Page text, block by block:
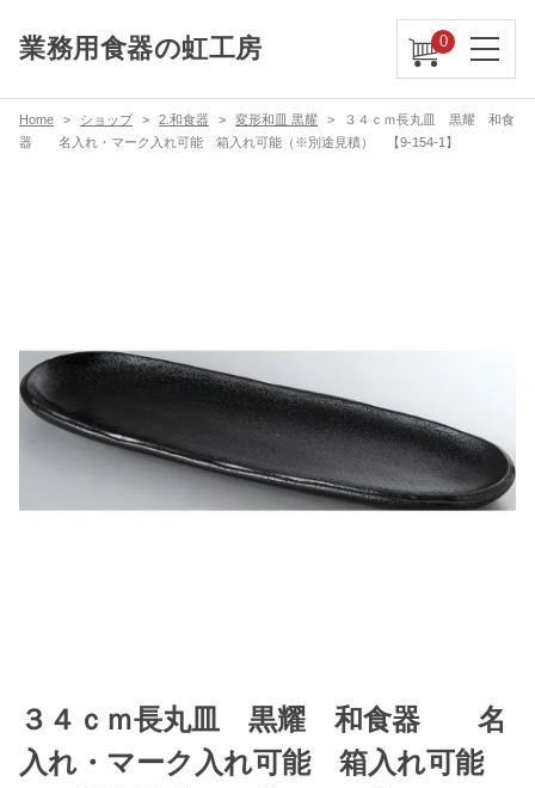
業務用食器の虹工房 0
Home ショップ 2.和食器 変形和皿 黒耀
３４ｃｍ長丸皿 黒耀 和食
器 名入れ・マーク入れ可能 箱入れ可能（※別途見積） 【9-154-1】
３４ｃｍ長丸皿 黒耀 和食器 名
入れ・マーク入れ可能 箱入れ可能